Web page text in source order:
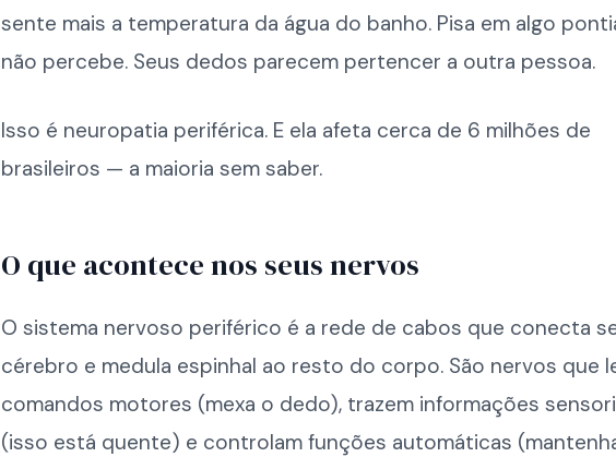
sente mais a temperatura da água do banho. Pisa em algo
não percebe. Seus dedos parecem pertencer a outra pessoa.
Isso é neuropatia periférica. E ela afeta cerca de 6 milhões de
brasileiros — a maioria sem saber.
O que acontece nos seus nervos
O sistema nervoso periférico é a rede de cabos que conecta
cérebro e medula espinhal ao resto do corpo. São nervos que
comandos motores (mexa o dedo), trazem informações
(isso está quente) e controlam funções automáticas